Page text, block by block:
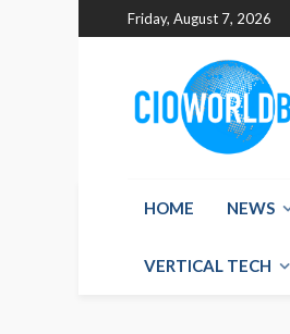
Friday, August 7, 2026
HOME NEWS
VERTICAL TECH